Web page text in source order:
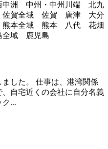
洲 中州・中州川端 北九
賀全域 佐賀 唐津 大分
本全域 熊本 八代 花畑
域 鹿児島
した。 仕事は、港湾関係
自宅近くの会社に自分名義
...